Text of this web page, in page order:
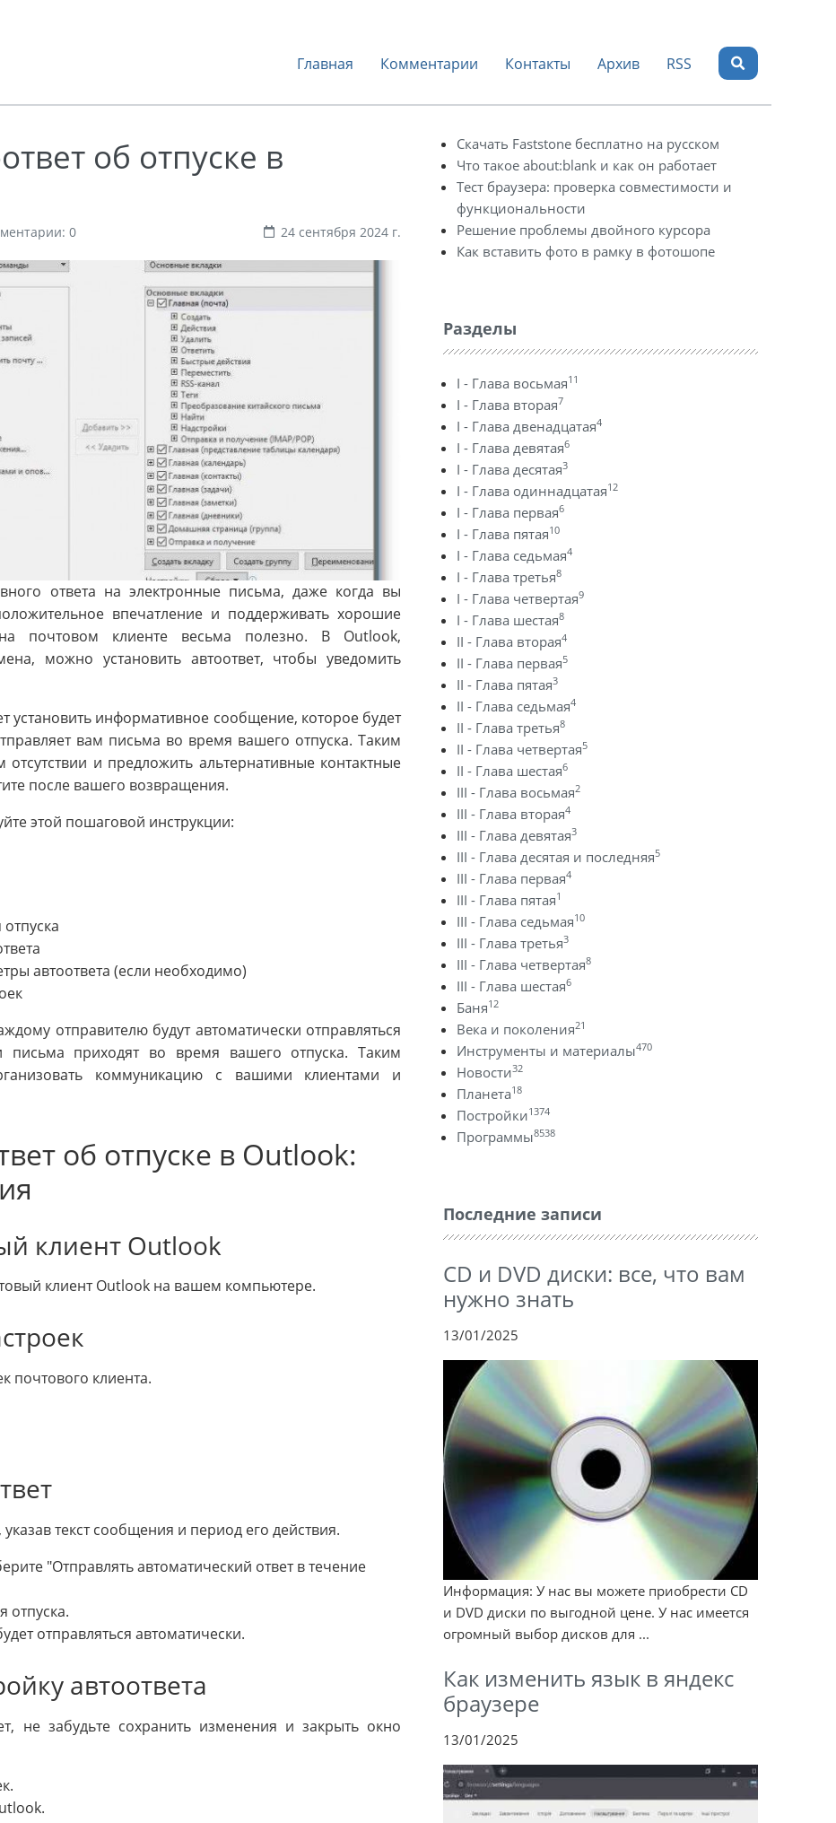
Главная Комментарии Контакты Архив RSS
об отпуске в
0 24 сентября 2024 г.
ответа на электронные письма, даже когда вы
впечатление и поддерживать хорошие
на почтовом клиенте весьма полезно. В Outlook,
можно установить автоответ, чтобы уведомить
установить информативное сообщение, которое будет
вам письма во время вашего отпуска. Таким
и предложить альтернативные контактные
после вашего возвращения.
этой пошаговой инструкции:
автоответа (если необходимо)
отправителю будут автоматически отправляться
письма приходят во время вашего отпуска. Таким
коммуникацию с вашими клиентами и
об отпуске в Outlook:
клиент Outlook
клиент Outlook на вашем компьютере.
почтового клиента.
текст сообщения и период его действия.
"Отправлять автоматический ответ в течение
отпуска.
отправляться автоматически.
автоответа
не забудьте сохранить изменения и закрыть окно
Скачать Faststone бесплатно на русском
Что такое about:blank и как он работает
Тест браузера: проверка совместимости и
функциональности
Решение проблемы двойного курсора
Как вставить фото в рамку в фотошопе
Разделы
I - Глава восьмая11
I - Глава вторая7
I - Глава двенадцатая4
I - Глава девятая6
I - Глава десятая3
I - Глава одиннадцатая12
I - Глава первая6
I - Глава пятая10
I - Глава седьмая4
I - Глава третья8
I - Глава четвертая9
I - Глава шестая8
II - Глава вторая4
II - Глава первая5
II - Глава пятая3
II - Глава седьмая4
II - Глава третья8
II - Глава четвертая5
II - Глава шестая6
III - Глава восьмая2
III - Глава вторая4
III - Глава девятая3
III - Глава десятая и последняя5
III - Глава первая4
III - Глава пятая1
III - Глава седьмая10
III - Глава третья3
III - Глава четвертая8
III - Глава шестая6
Баня12
Века и поколения21
Инструменты и материалы470
Новости32
Планета18
Постройки1374
Программы8538
Последние записи
CD и DVD диски: все, что вам
нужно знать
13/01/2025
Информация: У нас вы можете приобрести CD
и DVD диски по выгодной цене. У нас имеется
огромный выбор дисков для ...
Как изменить язык в яндекс
браузере
13/01/2025